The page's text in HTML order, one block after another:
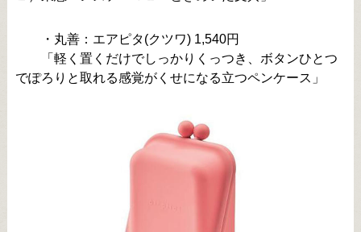
・丸善：エアピタ(クツワ) 1,540円
「軽く置くだけでしっかりくっつき、ボタンひとつ
でぽろりと取れる感覚がくせになる立つペンケース」